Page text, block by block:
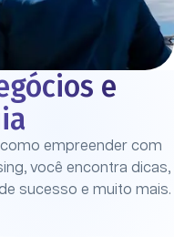
e
empreender com
você encontra dicas,
sucesso e muito mais.